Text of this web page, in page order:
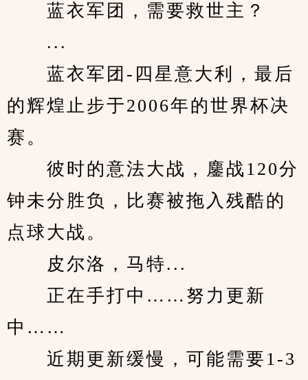
蓝衣军团，需要救世主？
...
蓝衣军团-四星意大利，最后
的辉煌止步于2006年的世界杯决
赛。
彼时的意法大战，鏖战120分
钟未分胜负，比赛被拖入残酷的
点球大战。
皮尔洛，马特...
正在手打中……努力更新
中……
近期更新缓慢，可能需要1-3